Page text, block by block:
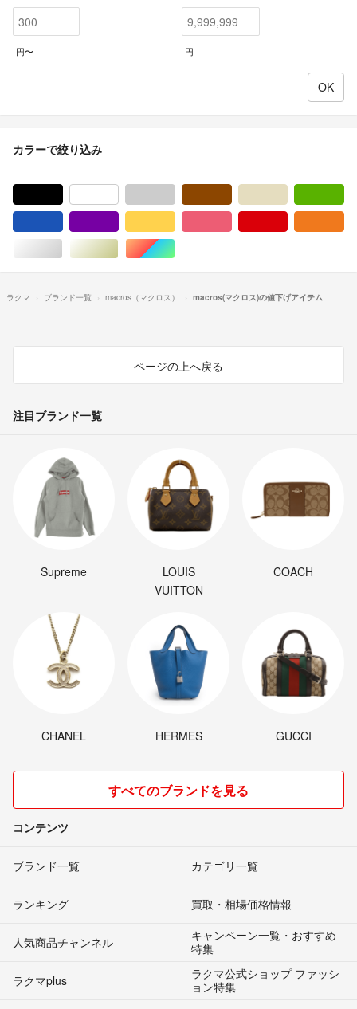
円〜 円
カラーで絞り込み
シルバー/銀色系ゴールド/金色系マルチカラー
ラクマ ブランド一覧 macros（マクロス） macros(マクロス)の値下げアイテム
ページの上へ戻る
注目ブランド一覧
Supreme
LOUIS
VUITTON
COACH
CHANEL HERMES GUCCI
すべてのブランドを見る
コンテンツ
ブランド一覧 カテゴリ一覧
ランキング 買取・相場価格情報
人気商品チャンネル
キャンペーン一覧・おすすめ
特集
ラクマplus
ラクマ公式ショップ ファッシ
ョン特集